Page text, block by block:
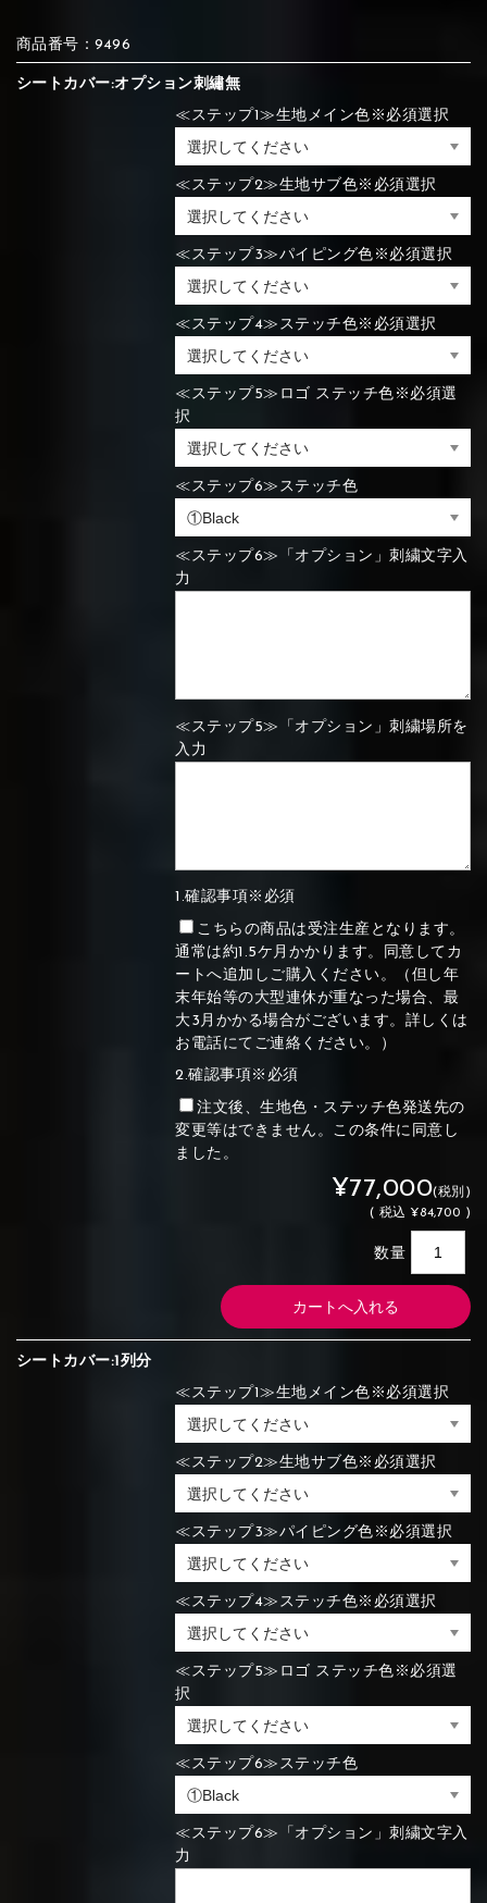
⑪Black ⑫Ivory
⑭Caramel ⑮Wine red
⑦Blue ⑧Orange
⑪Black ⑫Ivory
⑭Caramel ⑮Wine red
④Brown
⑧Orange ⑨Pink
⑪Black
④Beige ⑤Ivory
⑧Yellow ⑨Orange
⑪Blue
⑭Pink ⑮Rose pink
④Beige ⑤Ivory
⑧Yellow
⑪Blue ⑫Aqua blue
⑭Pink ⑮Rose pink
商品番号：9496
シートカバー:オプション刺繡無
≪ステップ1≫生地メイン色※必須選択
≪ステップ2≫生地サブ色※必須選択
≪ステップ3≫パイピング色※必須選択
≪ステップ4≫ステッチ色※必須選択
≪ステップ5≫ロゴ ステッチ色※必須選
択
≪ステップ6≫ステッチ色
≪ステップ6≫「オプション」刺繍文字入
力
≪ステップ5≫「オプション」刺繍場所を
入力
1.確認事項※必須
こちらの商品は受注生産となります。
通常は約1.5ケ月かかります。同意してカ
ートへ追加しご購入ください。（但し年
末年始等の大型連休が重なった場合、最
大3月かかる場合がございます。詳しくは
お電話にてご連絡ください。）
2.確認事項※必須
注文後、生地色・ステッチ色発送先の
変更等はできません。この条件に同意し
ました。
¥77,000(税別)
( 税込 ¥84,700 )
数量
シートカバー:1列分
≪ステップ1≫生地メイン色※必須選択
≪ステップ2≫生地サブ色※必須選択
≪ステップ3≫パイピング色※必須選択
≪ステップ4≫ステッチ色※必須選択
≪ステップ5≫ロゴ ステッチ色※必須選
択
≪ステップ6≫ステッチ色
≪ステップ6≫「オプション」刺繍文字入
力